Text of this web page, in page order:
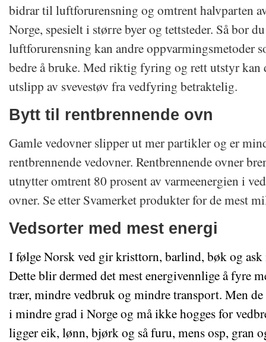
bidrar til luftforurensning og omtrent halvparten
Norge, spesielt i større byer og tettsteder. Så bor
luftforurensning kan andre oppvarmingsmetoder
bedre å bruke. Med riktig fyring og rett utstyr kan
utslipp av svevestøv fra vedfyring betraktelig.
Bytt til rentbrennende ovn
Gamle vedovner slipper ut mer partikler og er
rentbrennende vedovner. Rentbrennende ovner
utnytter omtrent 80 prosent av varmeenergien i
ovner. Se etter Svamerket produkter for de mest
Vedsorter med mest energi
I følge Norsk ved gir kristtorn, barlind, bøk og ask
Dette blir dermed det mest energivennlige å fyre
trær, mindre vedbruk og mindre transport. Men de
i mindre grad i Norge og må ikke hogges for
ligger eik, lønn, bjørk og så furu, mens osp, gran